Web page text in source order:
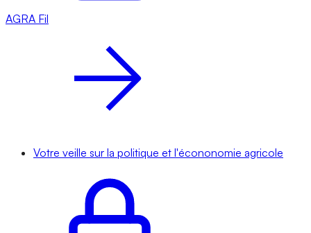
AGRA Fil
Votre veille sur la politique et l'écononomie agricole